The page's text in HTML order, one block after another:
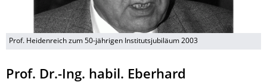
Prof. Heidenreich zum 50-jährigen Institutsjubiläum 2003
Prof. Dr.-Ing. habil. Eberhard